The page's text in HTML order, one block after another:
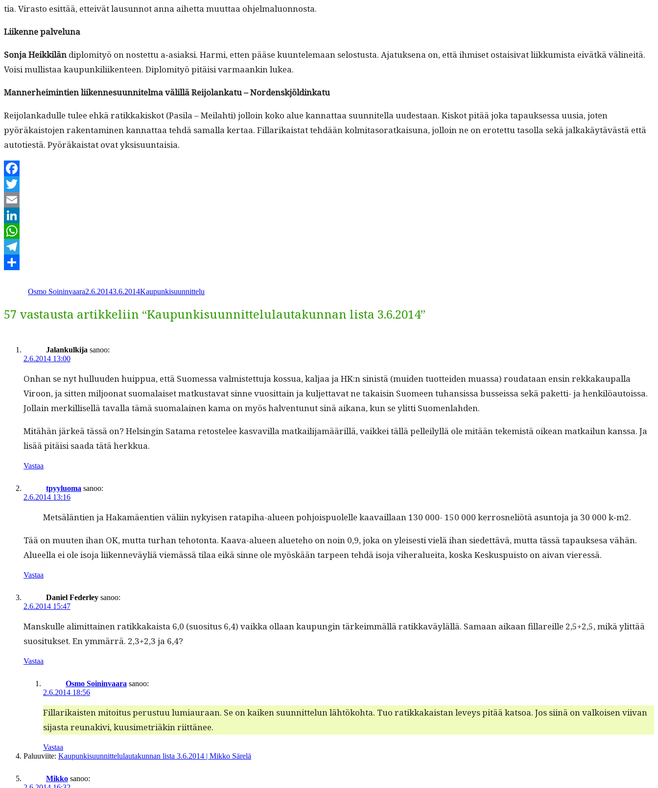
tia. Viras­to esit­tää, etteivät lausun­not anna aihet­ta muut­taa ohjelmaluonnosta.
Liikenne palvelu­na
Son­ja Heikkilän diplomi­työ on nos­tet­tu a‑asiaksi. Har­mi, etten pääse kuun­tele­maan selostus­ta. Ajatuk­se­na on, että ihmiset ostaisi­vat liikku­mista eivätkä välineitä.
Voisi mullis­taa kaupunkili­iken­teen. Diplomi­työ pitäisi var­maankin lukea.
Man­ner­heim­intien liiken­nesu­un­nitel­ma välil­lä Rei­jolankatu – Nordenskjöldinkatu
Rei­jolankadulle tulee ehkä ratikkakiskot (Pasi­la – Meilahti) jol­loin koko alue kan­nat­taa suun­nitel­la uud­estaan. Kiskot pitää joka tapauk­ses­sa uusia, joten
pyöräkaisto­jen rak­en­t­a­mi­nen kan­nat­taa tehdä samal­la ker­taa. Fil­larikai­stat tehdään kolmi­ta­so­ratkaisuna, jol­loin ne on erotet­tu tasol­la sekä jalka­käytävästä että
autoti­estä. Pyöräkai­stat ovat yksisuuntaisia.
Facebook
Twitter
Email
LinkedIn
WhatsApp
Telegram
Osmo Soininvaara2.6.20143.6.2014Kaupunkisuunnittelu
57 vastausta artikkeliin “Kaupunkisuunnittelulautakunnan lista 3.6.2014”
Jalankulkija sanoo:
2.6.2014 13:00
Onhan se nyt hul­lu­u­den huip­pua, että Suomes­sa valmis­tet­tu­ja kos­sua, kal­jaa ja HK:n sin­istä (muiden tuot­tei­den muas­sa) rou­dataan ensin rekkakau­pal­la
Viroon, ja sit­ten miljoonat suo­ma­laiset matkus­ta­vat sinne vuosit­tain ja kul­jet­ta­vat ne takaisin Suomeen tuhan­sis­sa bus­seis­sa sekä paket­ti- ja henkilöau­tois­sa.
Jol­lain merkil­lisel­lä taval­la tämä suo­ma­lainen kama on myös hal­ven­tunut sinä aikana, kun se ylit­ti Suomenlahden.
Mitähän järkeä tässä on? Helsin­gin Sata­ma retostelee kas­vav­il­la matkail­i­jamääril­lä, vaikkei täl­lä pelleilyl­lä ole mitään tekemistä oikean matkailun kanssa. Ja
lisää pitäisi saa­da tätä herkkua.
Vastaa
tpyyluoma sanoo:
2.6.2014 13:16
Met­sälän­tien ja Hakamäen­tien väli­in nykyisen rat­api­ha-alueen pohjois­puolelle kaavail­laan 130 000- 150 000 ker­rosneliötä asun­to­ja ja 30 000 k‑m2.
Tää on muuten ihan OK, mut­ta turhan teho­ton­ta. Kaa­va-alueen aluete­ho on noin 0,9, joka on yleis­es­ti vielä ihan siedet­tävä, mut­ta tässä tapauk­sesa vähän.
Alueel­la ei ole iso­ja liiken­neväyliä viemässä tilaa eikä sinne ole myöskään tarpeen tehdä iso­ja viher­aluei­ta, kos­ka Keskus­puis­to on aivan vieressä.
Vastaa
Daniel Federley sanoo:
2.6.2014 15:47
Man­skulle alimit­tainen ratikkakaista 6,0 (suosi­tus 6,4) vaik­ka ollaan kaupun­gin tärkeim­mäl­lä ratikkaväyläl­lä. Samaan aikaan fil­lareille 2,5+2,5, mikä ylit­tää
suosi­tuk­set. En ymmär­rä. 2,3+2,3 ja 6,4?
Vastaa
Osmo Soininvaara sanoo:
2.6.2014 18:56
Fil­larikaisten mitoi­tus perus­tuu lumi­au­raan. Se on kaiken suun­nit­telun lähtöko­h­ta. Tuo ratikkakaistan lev­eys pitää kat­soa. Jos siinä on valkoisen viivan
sijas­ta reunakivi, kuusimetriäkin riittänee.
Vastaa
Paluuviite: Kaupunkisuunnittelulautakunnan lista 3.6.2014 | Mikko Särelä
Mikko sanoo: